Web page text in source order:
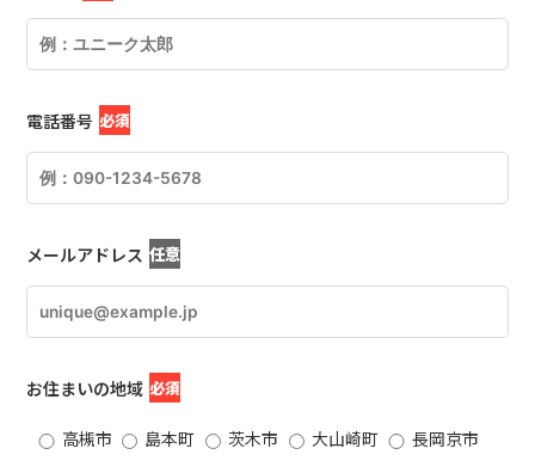
電話番号 必須
メールアドレス 任意
お住まいの地域 必須
高槻市 島本町 茨木市 大山崎町
長岡京市